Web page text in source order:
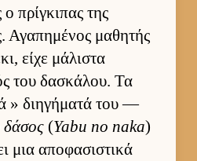
πρίγκιπας της
Αγαπημένος μαθητής
είχε μάλιστα
του δασκάλου. Τα
» διηγήματά του —
(Yabu no naka)
μια αποφασιστικά